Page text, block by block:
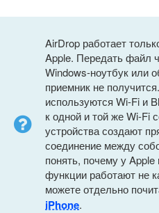
AirDrop работает
Apple. Передать файл
Windows-ноутбук или
приемник не
используются Wi-Fi и
к одной и той же Wi-Fi
устройства создают
соединение между
понять, почему у
функции работают не
можете отдельно
iPhone.